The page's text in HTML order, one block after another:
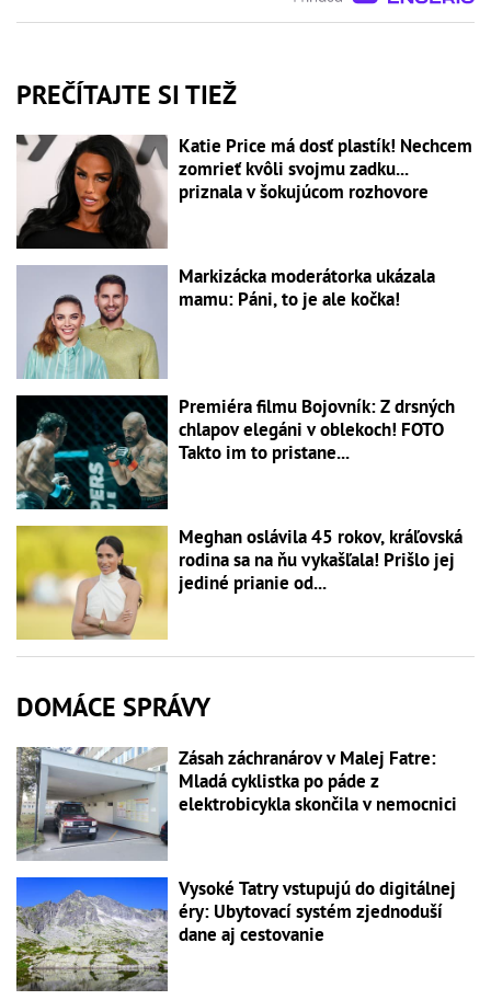
PREČÍTAJTE SI TIEŽ
Katie Price má dosť plastík! Nechcem
zomrieť kvôli svojmu zadku...
priznala v šokujúcom rozhovore
Markizácka moderátorka ukázala
mamu: Páni, to je ale kočka!
Premiéra filmu Bojovník: Z drsných
chlapov elegáni v oblekoch! FOTO
Takto im to pristane...
Meghan oslávila 45 rokov, kráľovská
rodina sa na ňu vykašľala! Prišlo jej
jediné prianie od...
DOMÁCE SPRÁVY
Zásah záchranárov v Malej Fatre:
Mladá cyklistka po páde z
elektrobicykla skončila v nemocnici
Vysoké Tatry vstupujú do digitálnej
éry: Ubytovací systém zjednoduší
dane aj cestovanie